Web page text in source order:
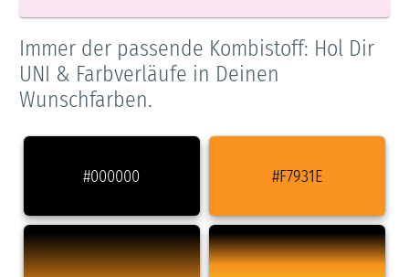
Immer der passende Kombistoff: Hol Dir
UNI & Farbverläufe in Deinen
Wunschfarben.
#000000 #F7931E